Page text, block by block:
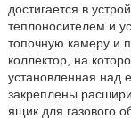
достигается в
теплоносителем и
топочную камеру и
коллектор, на
установленная над
закреплены
ящик для газового